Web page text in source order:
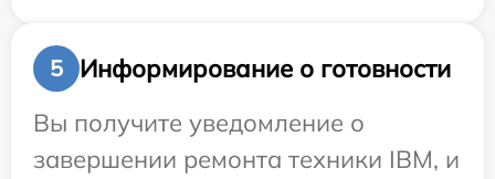
5
Информирование о готовности
Вы получите уведомление о
завершении ремонта техники IBM, и